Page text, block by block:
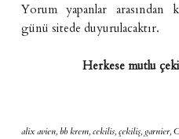
Yorum yapanlar arasından
günü sitede duyurulacaktır.
Herkese mutlu
alix avien,bb krem,cekilis,çekiliş,garnier,